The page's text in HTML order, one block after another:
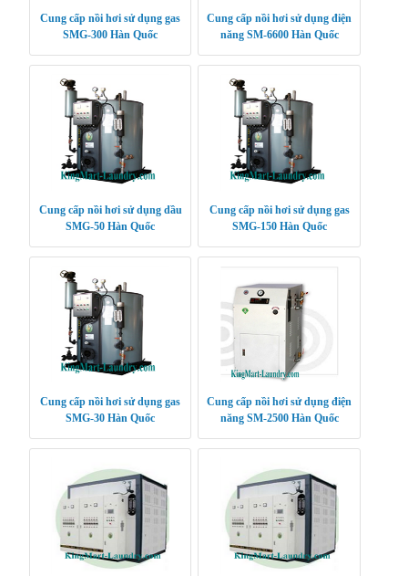
Cung cấp nồi hơi sử dụng gas
SMG-300 Hàn Quốc
Cung cấp nồi hơi sử dụng điện
năng SM-6600 Hàn Quốc
Cung cấp nồi hơi sử dụng dầu
SMG-50 Hàn Quốc
Cung cấp nồi hơi sử dụng gas
SMG-150 Hàn Quốc
Cung cấp nồi hơi sử dụng gas
SMG-30 Hàn Quốc
Cung cấp nồi hơi sử dụng điện
năng SM-2500 Hàn Quốc